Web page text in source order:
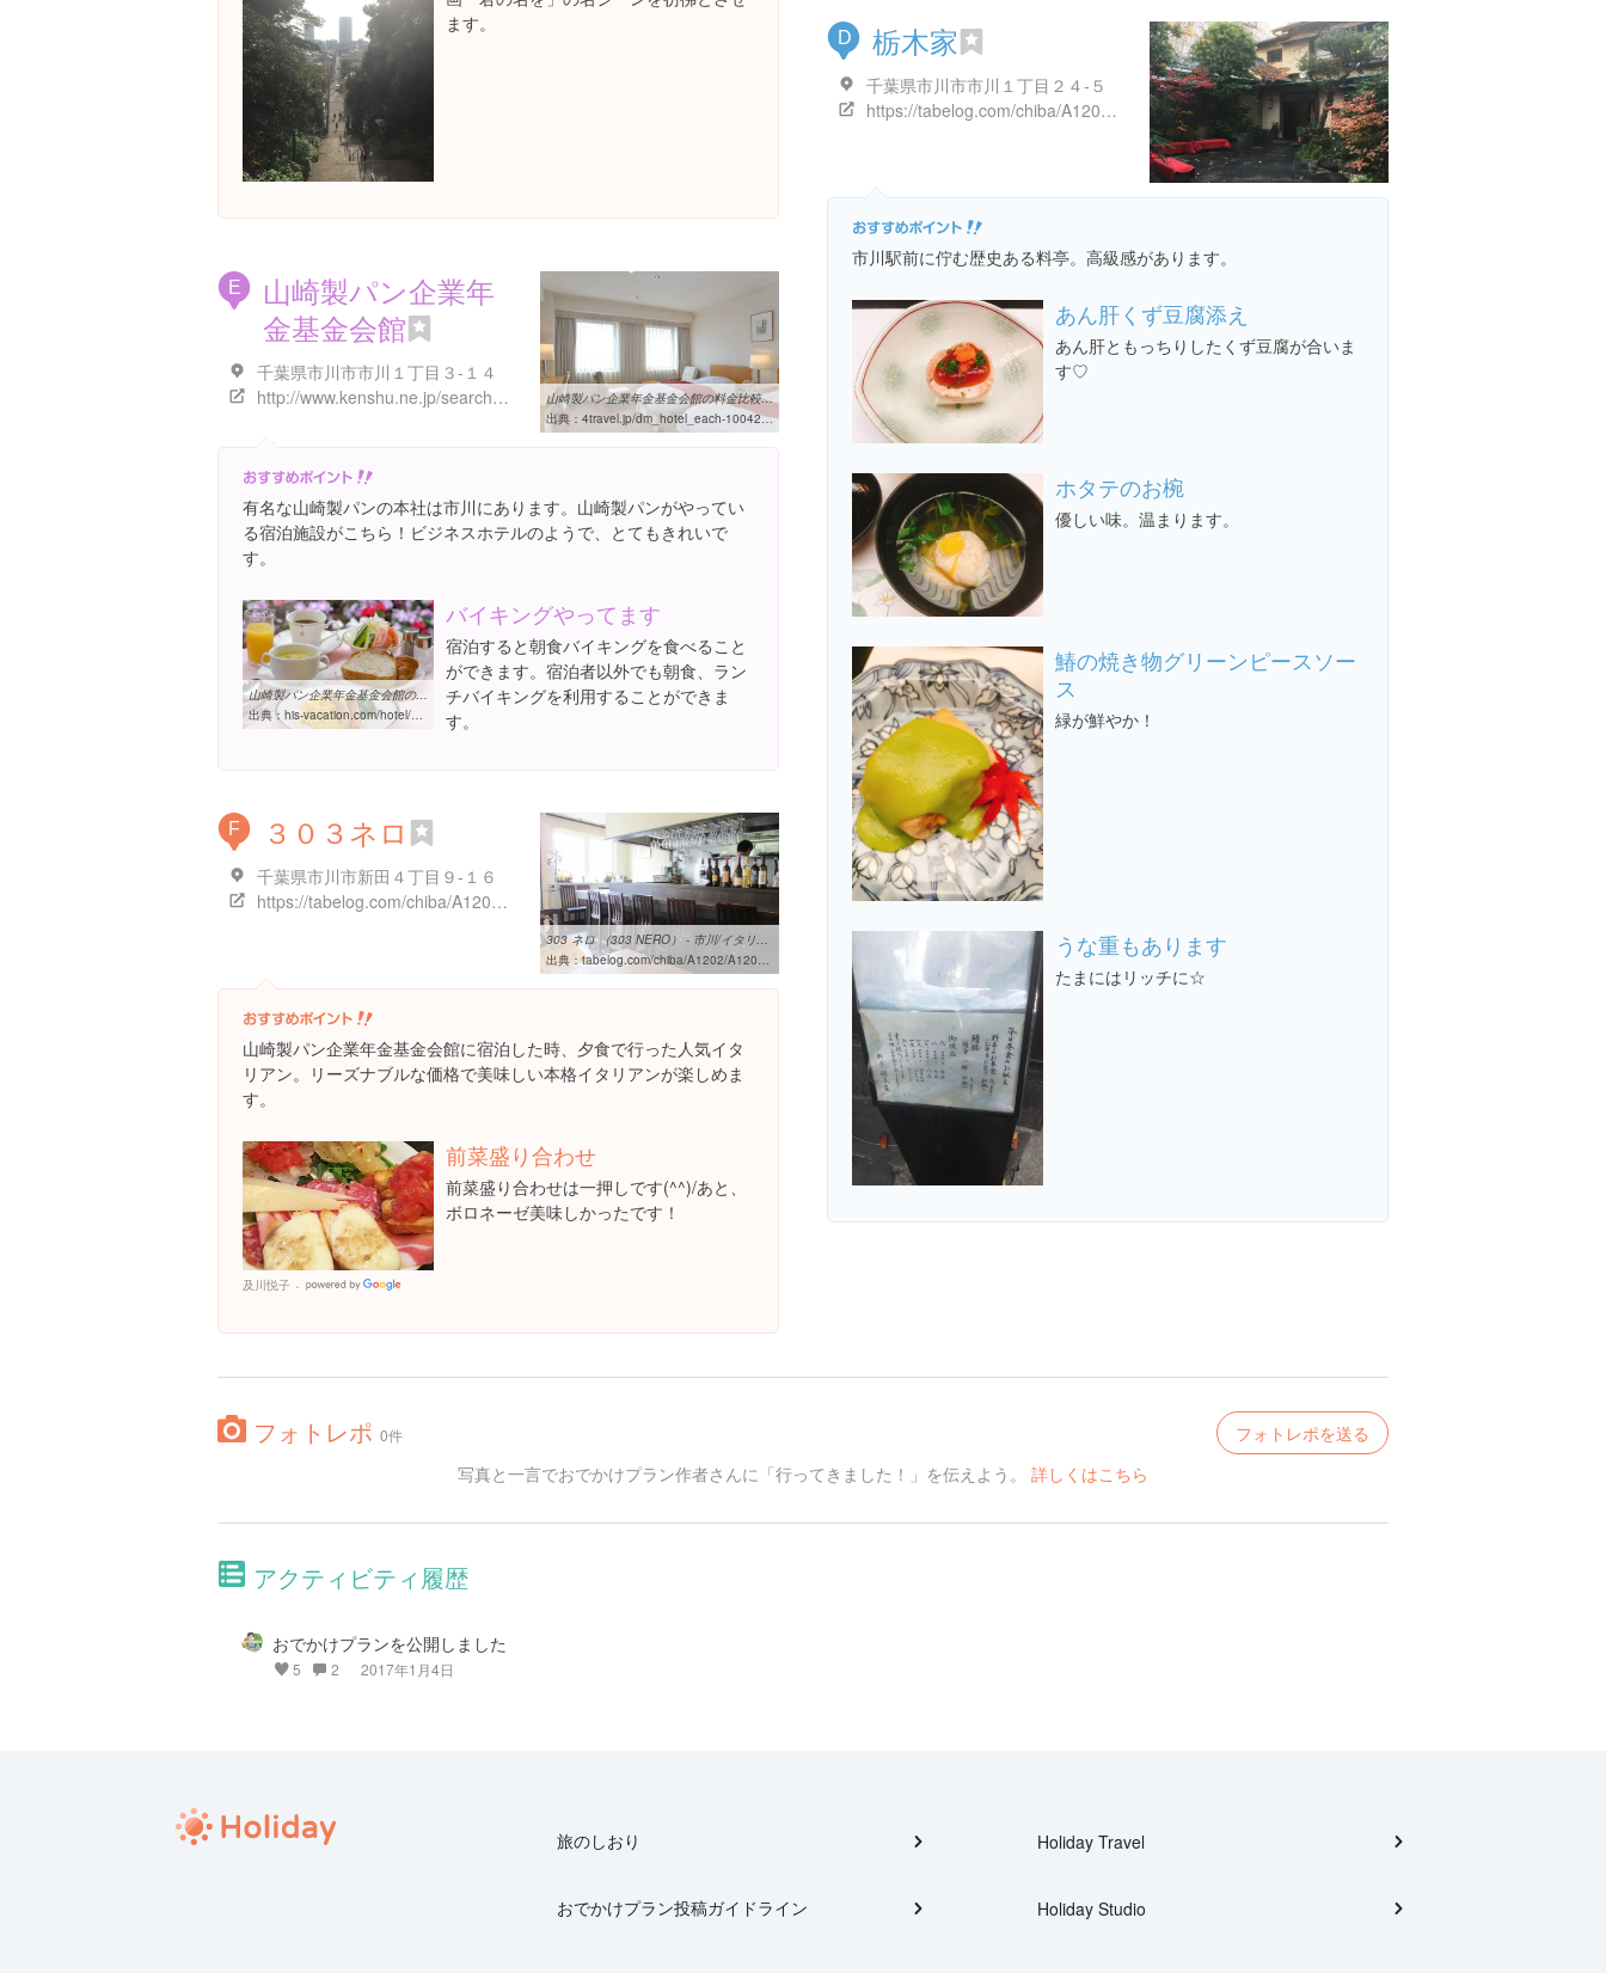
ます。
D 栃木家
千葉県市川市市川１丁目２４-５
https://tabelog.com/chiba/A1202/A120202/12006690/
市川駅前に佇む歴史ある料亭。高級感があります。
あん肝くず豆腐添え
あん肝ともっちりしたくず豆腐が合いま
す♡
ホタテのお椀
優しい味。温まります。
鰆の焼き物グリーンピースソー
ス
緑が鮮やか！
うな重もあります
たまにはリッチに☆
E
山崎製パン企業年
金基金会館
千葉県市川市市川１丁目３-１４
http://www.kenshu.ne.jp/search/detail.cgi?fn=3590
山崎製パン企業年金基金会館の料金比較・クチコミ【フォートラベル】
出典： 4travel.jp/dm_hotel_each-10042275.html
有名な山崎製パンの本社は市川にあります。山崎製パンがやってい
る宿泊施設がこちら！ビジネスホテルのようで、とてもきれいで
す。
山崎製パン企業年金基金会館の写真・フォトギャラリー【H.I.S.国内 ...
出典： his-vacation.com/hotel/135162/photo
バイキングやってます
宿泊すると朝食バイキングを食べること
ができます。宿泊者以外でも朝食、ラン
チバイキングを利用することができま
す。
F ３０３ネロ
千葉県市川市新田４丁目９-１６
https://tabelog.com/chiba/A1202/A120202/12020063/
303 ネロ （303 NERO） - 市川/イタリアン [食べログ]
出典：tabelog.com/chiba/A1202/A120202/12020063
山崎製パン企業年金基金会館に宿泊した時、夕食で行った人気イタ
リアン。リーズナブルな価格で美味しい本格イタリアンが楽しめま
す。
及川悦子
前菜盛り合わせ
前菜盛り合わせは一押しです(^^)/あと、
ボロネーゼ美味しかったです！
フォトレポ 0件
フォトレポを送る
写真と一言でおでかけプラン作者さんに「行ってきました！」を伝えよう。 詳しくはこちら
アクティビティ履歴
おでかけプランを公開しました
5 2 2017年1月4日
旅のしおり
おでかけプラン投稿ガイドライン
Holiday Travel
Holiday Studio